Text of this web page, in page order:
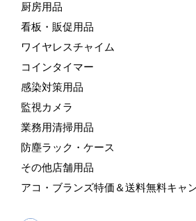
厨房用品
看板・販促用品
ワイヤレスチャイム
コインタイマー
感染対策用品
監視カメラ
業務用清掃用品
防塵ラック・ケース
その他店舗用品
アコ・ブランズ特価＆送料無料キャ